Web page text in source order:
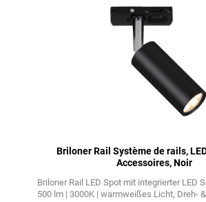
Briloner Rail Système de rails,
Accessoires, Noir
Briloner Rail LED Spot mit integrierter LED
500 lm | 3000K | warmweißes Licht Dreh-